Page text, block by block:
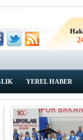
YEREL HABER